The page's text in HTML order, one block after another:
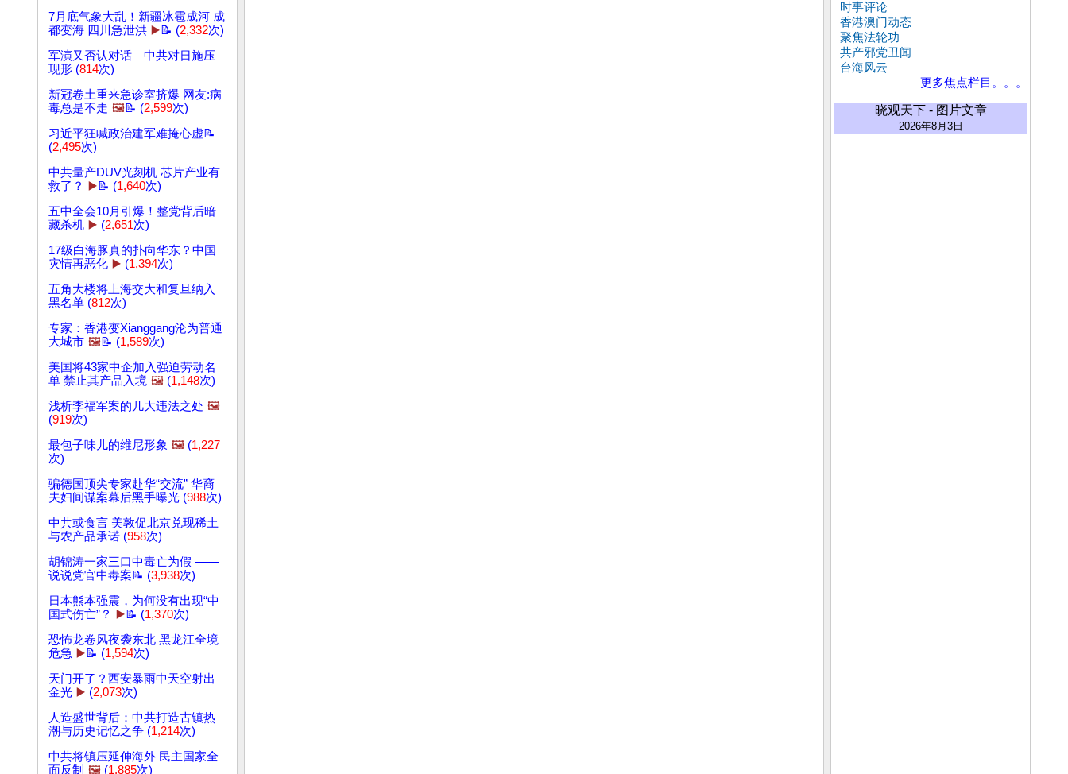
7月底气象大乱！新疆冰雹成河 成
都变海 四川急泄洪 ▶️📝 (2,332次)
军演又否认对话 中共对日施压
现形 (814次)
新冠卷土重来急诊室挤爆 网友:病
毒总是不走 🖼️📝 (2,599次)
习近平狂喊政治建军难掩心虚📝
(2,495次)
中共量产DUV光刻机 芯片产业有
救了？
▶️📝 (1,640次)
五中全会10月引爆！整党背后暗
藏杀机 ▶️ (2,651次)
17级白海豚真的扑向华东？中国
灾情再恶化 ▶️ (1,394次)
五角大楼将上海交大和复旦纳入
黑名单 (812次)
专家：香港变Xianggang沦为普通
大城市 🖼️📝 (1,589次)
美国将43家中企加入强迫劳动名
单 禁止其产品入境 🖼️ (1,148次)
浅析李福军案的几大违法之处 🖼️
(919次)
最包子味儿的维尼形象 🖼️ (1,227
次)
骗德国顶尖专家赴华“交流” 华裔
夫妇间谍案幕后黑手曝光 (988次)
中共或食言 美敦促北京兑现稀土
与农产品承诺 (958次)
胡锦涛一家三口中毒亡为假 ——
说说党官中毒案📝 (3,938次)
日本熊本强震，为何没有出现“中
国式伤亡”？
▶️📝 (1,370次)
恐怖龙卷风夜袭东北 黑龙江全境
危急 ▶️📝 (1,594次)
天门开了？西安暴雨中天空射出
金光 ▶️ (2,073次)
人造盛世背后：中共打造古镇热
潮与历史记忆之争 (1,214次)
中共将镇压延伸海外 民主国家全
面反制 🖼️ (1,885次)
时事评论
香港澳门动态
聚焦法轮功
共产邪党丑闻
台海风云
更多焦点栏目。。。
晓观天下 - 图片文章
2026年8月3日